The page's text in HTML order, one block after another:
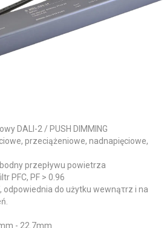
DALI-2 / PUSH DIMMING
przeciążeniowe, nadnapięciowe,
przepływu powietrza
PFC, PF > 0.96
odpowiednia do użytku wewnąτrz i na
- 22.7mm